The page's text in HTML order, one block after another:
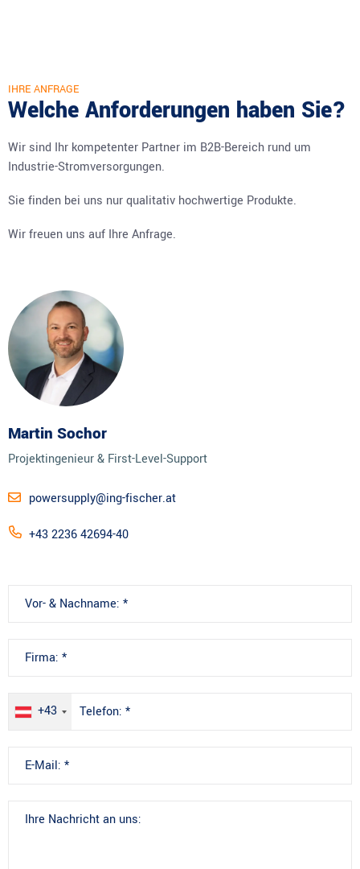
IHRE ANFRAGE
Welche Anforderungen haben Sie?
Wir sind Ihr kompetenter Partner im B2B-Bereich rund um
Industrie-Stromversorgungen.
Sie finden bei uns nur qualitativ hochwertige Produkte.
Wir freuen uns auf Ihre Anfrage.
Martin Sochor
Projektingenieur & First-Level-Support
powersupply@ing-fischer.at
+43 2236 42694-40
+43